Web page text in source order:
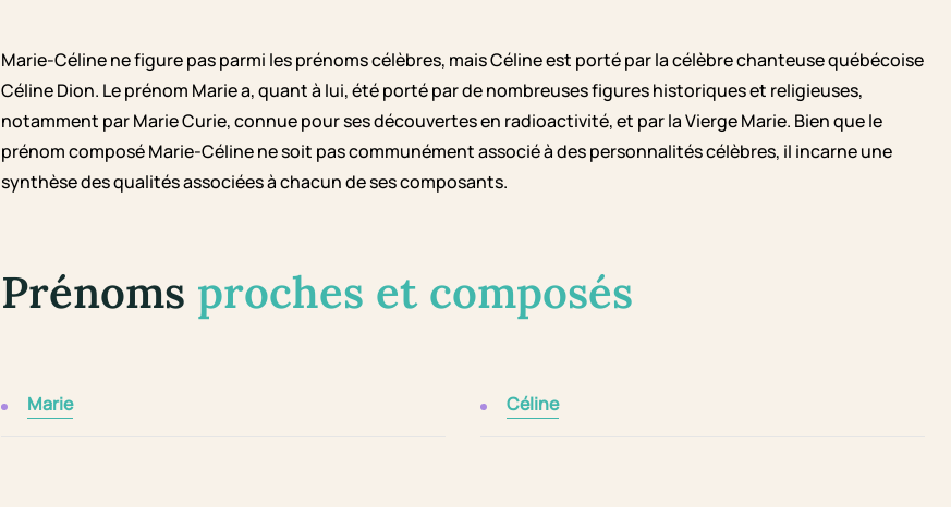
Marie-Céline ne figure pas parmi les prénoms célèbres, mais Céline est porté par la célèbre chanteuse québécoise
Céline Dion. Le prénom Marie a, quant à lui, été porté par de nombreuses figures historiques et religieuses,
notamment par Marie Curie, connue pour ses découvertes en radioactivité, et par la Vierge Marie. Bien que le
prénom composé Marie-Céline ne soit pas communément associé à des personnalités célèbres, il incarne une
synthèse des qualités associées à chacun de ses composants.
Prénoms proches et composés
Marie Céline